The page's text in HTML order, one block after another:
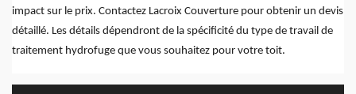
impact sur le prix. Contactez Lacroix Couverture pour obtenir un devis
détaillé. Les détails dépendront de la spécificité du type de travail de
traitement hydrofuge que vous souhaitez pour votre toit.